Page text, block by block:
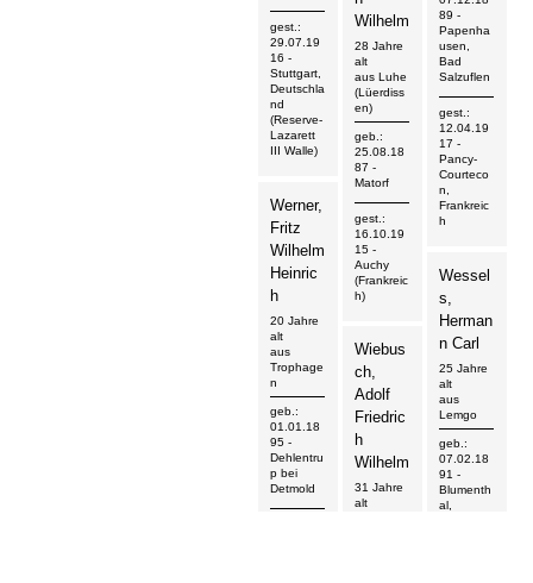
gest.:
29.07.19
16 -
Stuttgart,
Deutschla
nd
(Reserve-
Lazarett
III Walle)
89 -
Papenha
usen,
Bad
Salzuflen
gest.:
12.04.19
17 -
Pancy-
Courteco
n,
Frankreic
h
Wilhelm
28 Jahre
alt
aus Luhe
(Lüerdiss
en)
geb.:
25.08.18
87 -
Matorf
gest.:
16.10.19
15-
Auchy
(Frankreic
h)
Werner,
Fritz
Wilhelm
Heinric
h
20 Jahre
alt
aus
Trophage
n
geb.:
01.01.18
95-
Dehlentru
p bei
Detmold
Wessel
s,
Herman
n Carl
25 Jahre
alt
aus
Lemgo
geb.:
07.02.18
91 -
Blumenth
al,
Wiebus
ch,
Adolf
Friedric
h
Wilhelm
31 Jahre
alt